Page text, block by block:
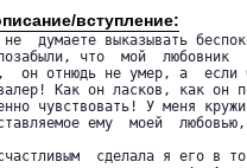
вступление:
думаете выказывать
что  мой  любовник
он отнюдь не умер, а
Как он ласков, как он
чувствовать! У меня
ему  моей
сделала я его в